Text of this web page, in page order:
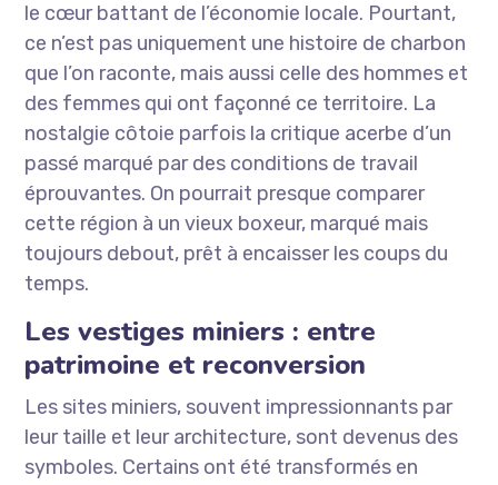
le cœur battant de l’économie locale. Pourtant,
ce n’est pas uniquement une histoire de charbon
que l’on raconte, mais aussi celle des hommes et
des femmes qui ont façonné ce territoire. La
nostalgie côtoie parfois la critique acerbe d’un
passé marqué par des conditions de travail
éprouvantes. On pourrait presque comparer
cette région à un vieux boxeur, marqué mais
toujours debout, prêt à encaisser les coups du
temps.
Les vestiges miniers : entre
patrimoine et reconversion
Les sites miniers, souvent impressionnants par
leur taille et leur architecture, sont devenus des
symboles. Certains ont été transformés en